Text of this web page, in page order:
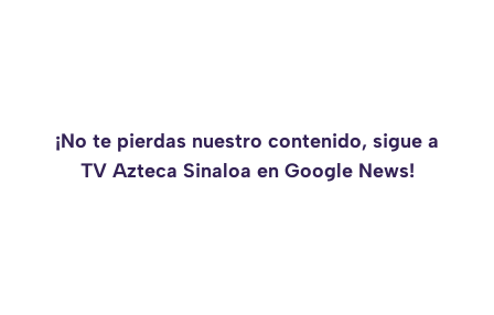
¡No te pierdas nuestro contenido, sigue a
TV Azteca Sinaloa en Google News!